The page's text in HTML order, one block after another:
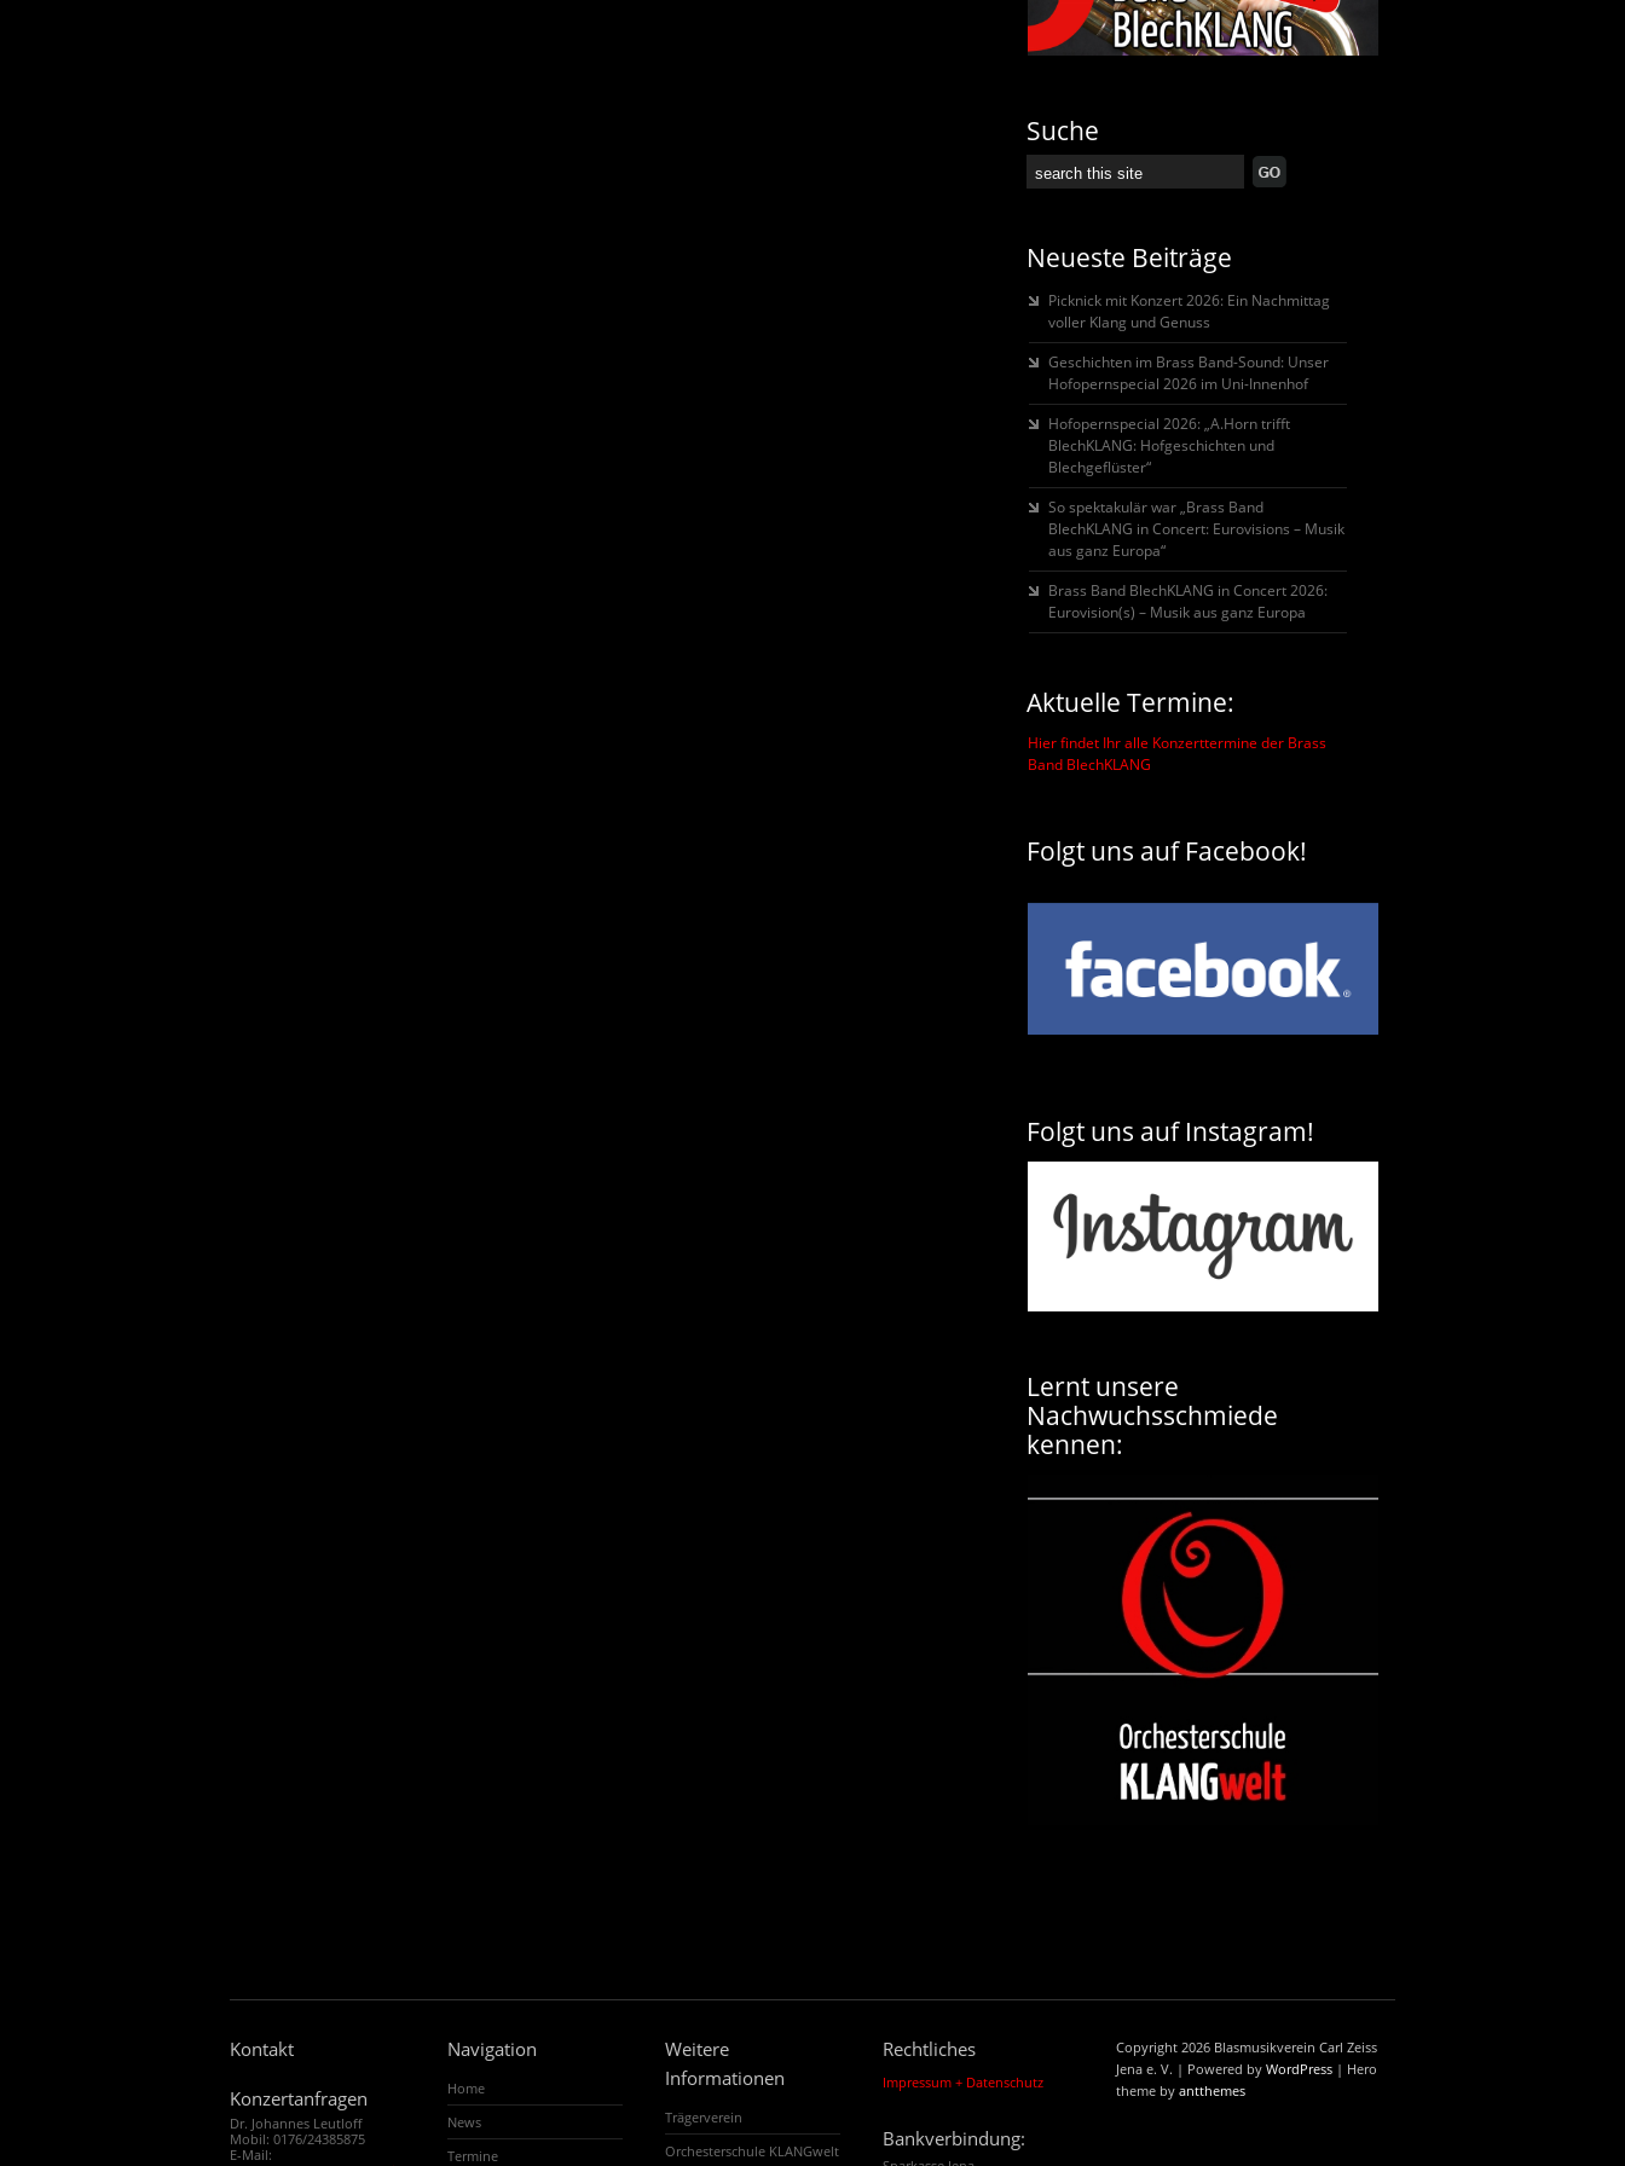
Suche
Neueste Beiträge
Picknick mit Konzert 2026: Ein Nachmittag
voller Klang und Genuss
Geschichten im Brass Band-Sound: Unser
Hofopernspecial 2026 im Uni-Innenhof
Hofopernspecial 2026: „A.Horn trifft
BlechKLANG: Hofgeschichten und
Blechgeflüster“
So spektakulär war „Brass Band
BlechKLANG in Concert: Eurovisions – Musik
aus ganz Europa“
Brass Band BlechKLANG in Concert 2026:
Eurovision(s) – Musik aus ganz Europa
Aktuelle Termine:
Hier findet Ihr alle Konzerttermine der Brass
Band BlechKLANG
Folgt uns auf Facebook!
Folgt uns auf Instagram!
Lernt unsere
Nachwuchsschmiede
kennen:
Kontakt
Konzertanfragen
Dr. Johannes Leutloff
Mobil: 0176/24385875
E-Mail:
Navigation
Home
News
Termine
Weitere
Informationen
Trägerverein
Orchesterschule KLANGwelt
Rechtliches
Impressum + Datenschutz
Bankverbindung:
Copyright 2026 Blasmusikverein Carl Zeiss
Jena e. V. | Powered by WordPress | Hero
theme by antthemes